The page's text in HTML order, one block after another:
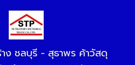
ง ชลบุรี - สุธาพร ค้าวัสดุ